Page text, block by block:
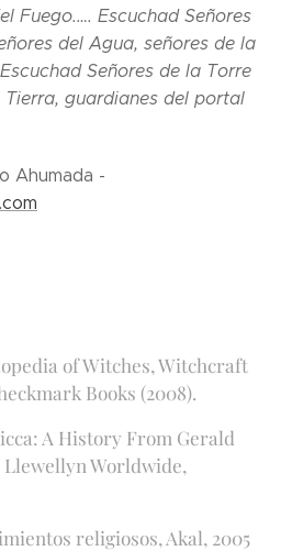
Fuego.…. Escuchad Señores
del Agua, señores de la
Señores de la Torre
guardianes del portal
Ahumada -
of Witches, Witchcraft
Books (2008).
A History From Gerald
Worldwide,
religiosos, Akal, 2005